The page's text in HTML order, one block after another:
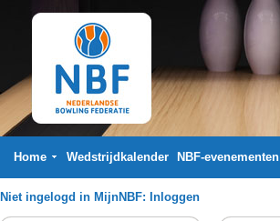
Home Wedstrijdkalender NBF-evenementen
Niet ingelogd in MijnNBF: Inloggen